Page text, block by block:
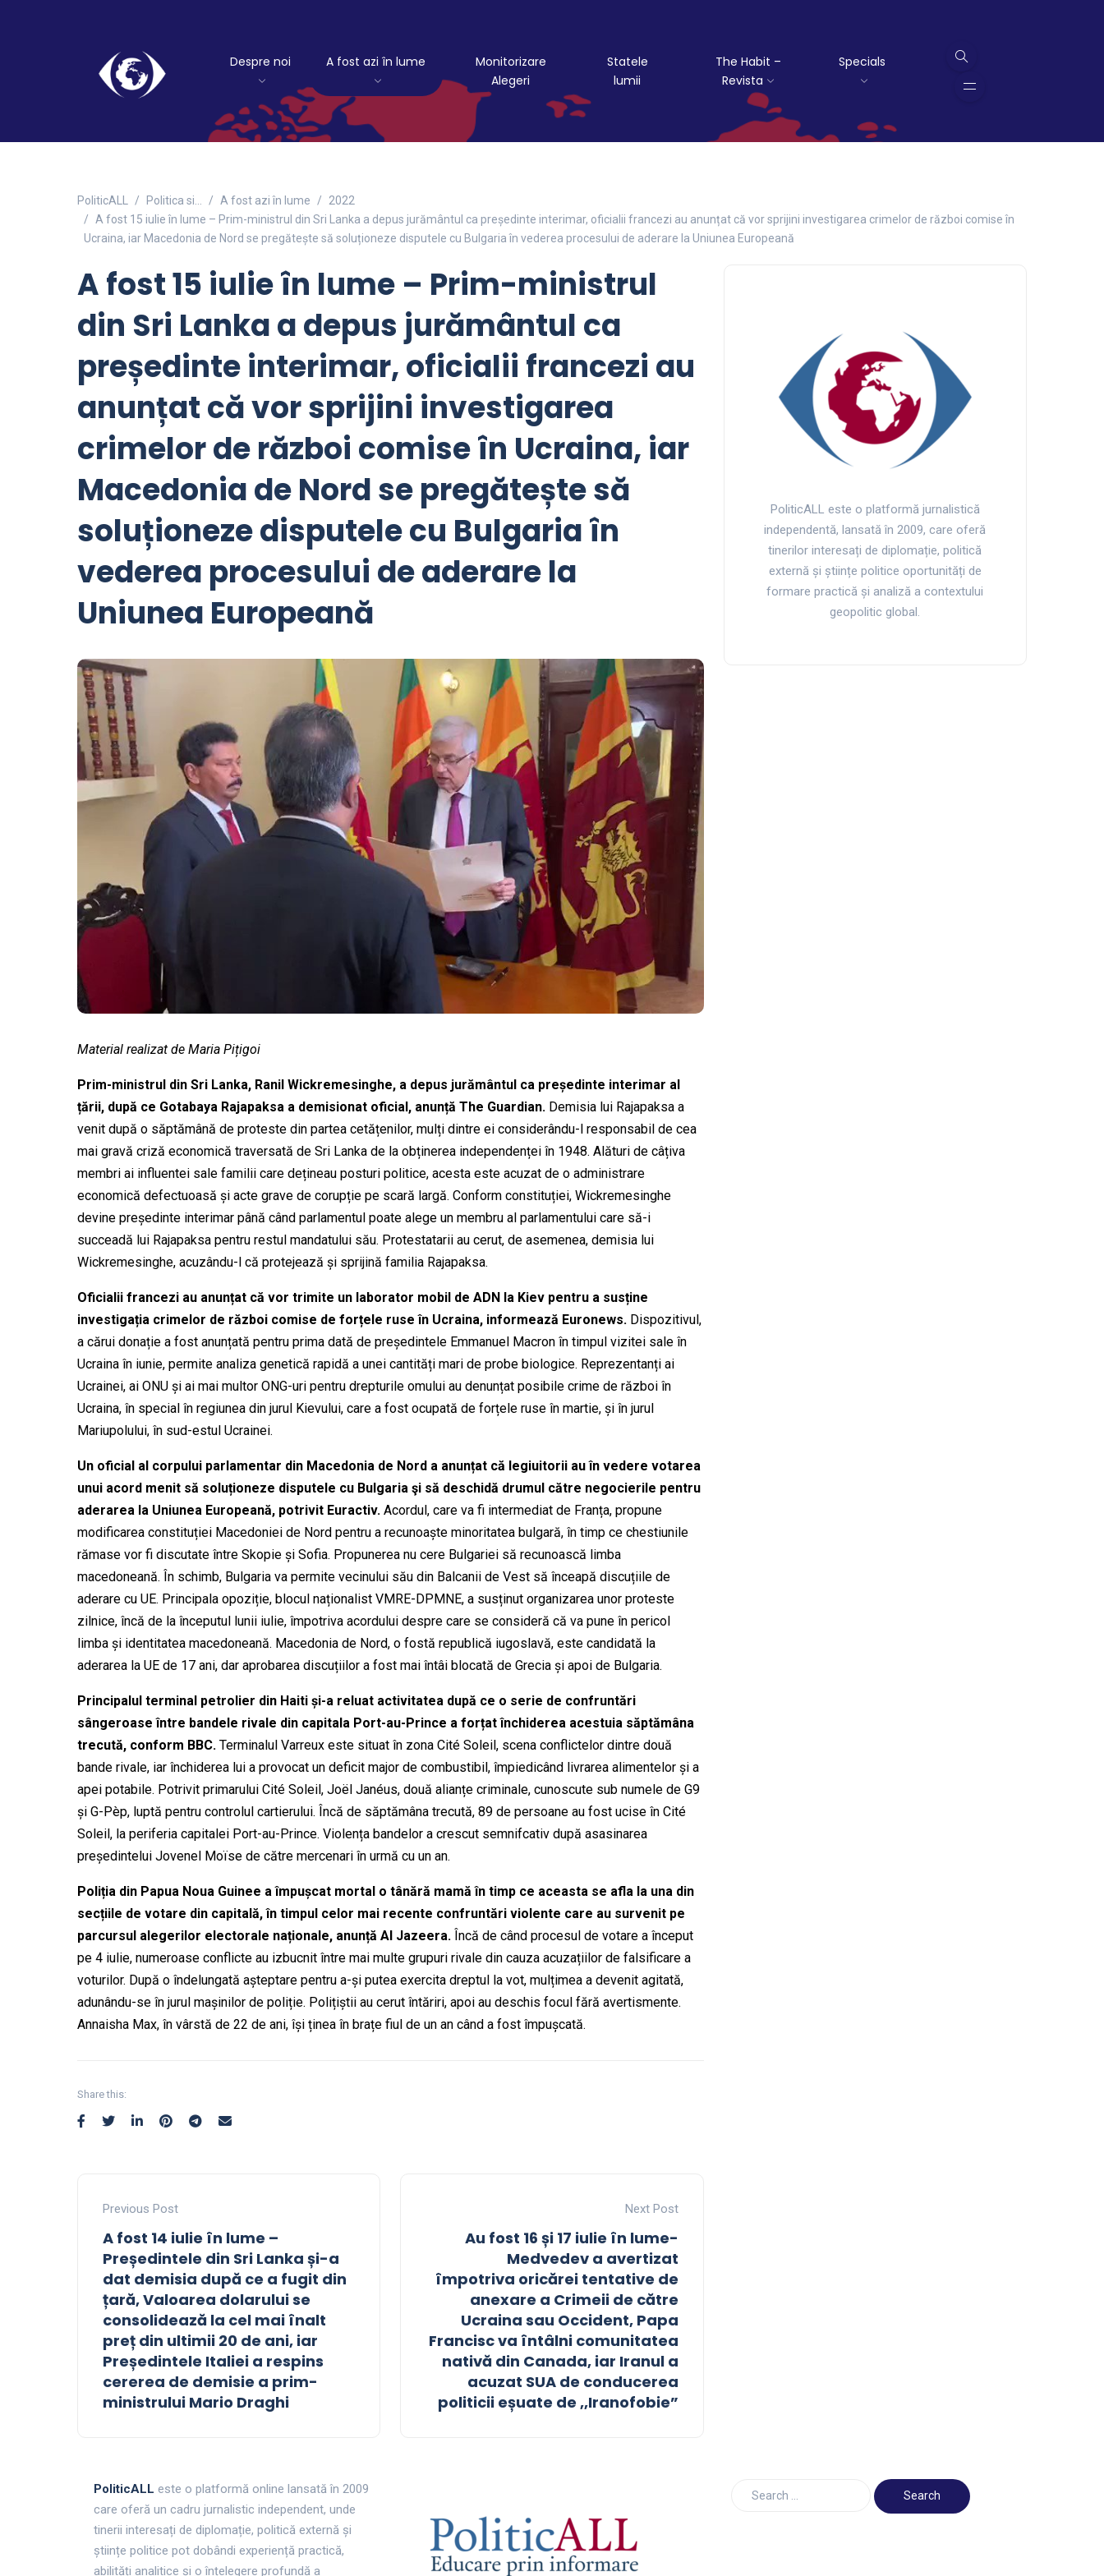
Despre noi A fost azi în lume
Monitorizare
Alegeri
Statele
lumii
The Habit –
Revista
Specials
PoliticALL Politica si… A fost azi în lume
2022
A fost 15 iulie în lume – Prim-ministrul din Sri Lanka a depus jurământul ca președinte interimar, oficialii francezi au anunțat că vor sprijini investigarea crimelor de război comise în
Ucraina, iar Macedonia de Nord se pregătește să soluționeze disputele cu Bulgaria în vederea procesului de aderare la Uniunea Europeană
A fost 15 iulie în lume – Prim-ministrul
din Sri Lanka a depus jurământul ca
președinte interimar, oficialii francezi au
anunțat că vor sprijini investigarea
crimelor de război comise în Ucraina, iar
Macedonia de Nord se pregătește să
soluționeze disputele cu Bulgaria în
vederea procesului de aderare la
Uniunea Europeană
Material realizat de Maria Pițigoi
Prim-ministrul din Sri Lanka, Ranil Wickremesinghe, a depus jurământul ca președinte interimar al
țării, după ce Gotabaya Rajapaksa a demisionat oficial, anunță The Guardian. Demisia lui Rajapaksa a
venit după o săptămână de proteste din partea cetățenilor, mulți dintre ei considerându-l responsabil de cea
mai gravă criză economică traversată de Sri Lanka de la obținerea independenței în 1948. Alături de câțiva
membri ai influentei sale familii care dețineau posturi politice, acesta este acuzat de o administrare
economică defectuoasă și acte grave de corupție pe scară largă. Conform constituției, Wickremesinghe
devine președinte interimar până când parlamentul poate alege un membru al parlamentului care să-i
succeadă lui Rajapaksa pentru restul mandatului său. Protestatarii au cerut, de asemenea, demisia lui
Wickremesinghe, acuzându-l că protejează și sprijină familia Rajapaksa.
Oficialii francezi au anunțat că vor trimite un laborator mobil de ADN la Kiev pentru a susține
investigația crimelor de război comise de forțele ruse în Ucraina, informează Euronews. Dispozitivul,
a cărui donație a fost anunțată pentru prima dată de președintele Emmanuel Macron în timpul vizitei sale în
Ucraina în iunie, permite analiza genetică rapidă a unei cantități mari de probe biologice. Reprezentanți ai
Ucrainei, ai ONU și ai mai multor ONG-uri pentru drepturile omului au denunțat posibile crime de război în
Ucraina, în special în regiunea din jurul Kievului, care a fost ocupată de forțele ruse în martie, și în jurul
Mariupolului, în sud-estul Ucrainei.
Un oficial al corpului parlamentar din Macedonia de Nord a anunțat că legiuitorii au în vedere votarea
unui acord menit să soluționeze disputele cu Bulgaria şi să deschidă drumul către negocierile pentru
aderarea la Uniunea Europeană, potrivit Euractiv. Acordul, care va fi intermediat de Franța, propune
modificarea constituției Macedoniei de Nord pentru a recunoaște minoritatea bulgară, în timp ce chestiunile
rămase vor fi discutate între Skopie și Sofia. Propunerea nu cere Bulgariei să recunoască limba
macedoneană. În schimb, Bulgaria va permite vecinului său din Balcanii de Vest să înceapă discuțiile de
aderare cu UE. Principala opoziție, blocul naționalist VMRE-DPMNE, a susținut organizarea unor proteste
zilnice, încă de la începutul lunii iulie, împotriva acordului despre care se consideră că va pune în pericol
limba și identitatea macedoneană. Macedonia de Nord, o fostă republică iugoslavă, este candidată la
aderarea la UE de 17 ani, dar aprobarea discuțiilor a fost mai întâi blocată de Grecia și apoi de Bulgaria.
Principalul terminal petrolier din Haiti și-a reluat activitatea după ce o serie de confruntări
sângeroase între bandele rivale din capitala Port-au-Prince a forțat închiderea acestuia săptămâna
trecută, conform BBC. Terminalul Varreux este situat în zona Cité Soleil, scena conflictelor dintre două
bande rivale, iar închiderea lui a provocat un deficit major de combustibil, împiedicând livrarea alimentelor și a
apei potabile. Potrivit primarului Cité Soleil, Joël Janéus, două alianțe criminale, cunoscute sub numele de G9
și G-Pèp, luptă pentru controlul cartierului. Încă de săptămâna trecută, 89 de persoane au fost ucise în Cité
Soleil, la periferia capitalei Port-au-Prince. Violența bandelor a crescut semnifcativ după asasinarea
președintelui Jovenel Moïse de către mercenari în urmă cu un an.
Poliția din Papua Noua Guinee a împușcat mortal o tânără mamăîn timp ce aceasta se afla la una din
secțiile de votare din capitală, în timpul celor mai recente confruntări violente care au survenit pe
parcursul alegerilor electorale naționale, anunță Al Jazeera. Încă de când procesul de votare a început
pe 4 iulie, numeroase conflicte au izbucnit între mai multe grupuri rivale din cauza acuzațiilor de falsificare a
voturilor. După o îndelungată așteptare pentru a-și putea exercita dreptul la vot, mulțimea a devenit agitată,
adunându-se în jurul mașinilor de poliție. Polițiștii au cerut întăriri, apoi au deschis focul fără avertismente.
Annaisha Max, în vârstă de 22 de ani, își ținea în brațe fiul de un an când a fost împușcată.
Share this:
Previous Post
A fost 14 iulie în lume –
Președintele din Sri Lanka și-a
dat demisia după ce a fugit din
țară, Valoarea dolarului se
consolidează la cel mai înalt
preț din ultimii 20 de ani, iar
Președintele Italiei a respins
cererea de demisie a prim-
ministrului Mario Draghi
Next Post
Au fost 16 și 17 iulie în lume-
Medvedev a avertizat
împotriva oricărei tentative de
anexare a Crimeii de către
Ucraina sau Occident, Papa
Francisc va întâlni comunitatea
nativă din Canada, iar Iranul a
acuzat SUA de conducerea
politicii eșuate de ,,Iranofobie”
PoliticALL este o platformă jurnalistică
independentă, lansată în 2009, care oferă
tinerilor interesați de diplomație, politică
externă și științe politice oportunități de
formare practică și analiză a contextului
geopolitic global.
PoliticALL este o platformă online lansată în 2009
care oferă un cadru jurnalistic independent, unde
tinerii interesați de diplomație, politică externă și
științe politice pot dobândi experiență practică,
abilități analitice și o înțelegere profundă a